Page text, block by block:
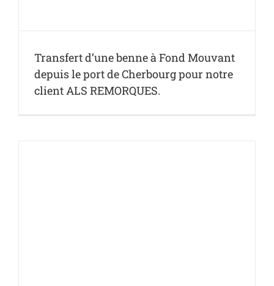
Transfert d’une benne à Fond Mouvant
depuis le port de Cherbourg pour notre
client ALS REMORQUES.